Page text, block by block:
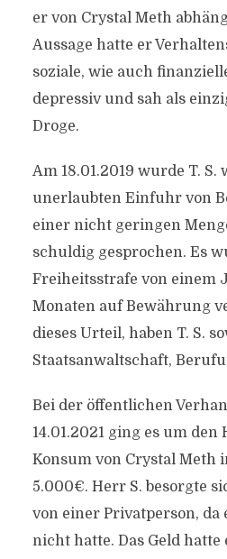
er von Crystal Meth
Aussage hatte er
soziale, wie auch
depressiv und sah als
Droge.
Am 18.01.2019 wurde T.
unerlaubten Einfuhr von
einer nicht geringen
schuldig gesprochen. Es
Freiheitsstrafe von einem
Monaten auf Bewährung
dieses Urteil, haben T. S.
Staatsanwaltschaft,
Bei der öffentlichen
14.01.2021 ging es um den
Konsum von Crystal Meth
5.000€. Herr S. besorgte
von einer Privatperson, da
nicht hatte. Das Geld hatte